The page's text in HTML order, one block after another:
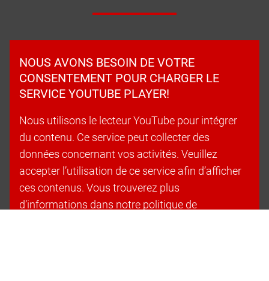
NOUS AVONS BESOIN DE VOTRE
CONSENTEMENT POUR CHARGER LE
SERVICE YOUTUBE PLAYER!
Nous utilisons le lecteur YouTube pour intégrer
du contenu. Ce service peut collecter des
données concernant vos activités. Veuillez
accepter l’utilisation de ce service afin d’afficher
ces contenus. Vous trouverez plus
d’informations dans notre politique de